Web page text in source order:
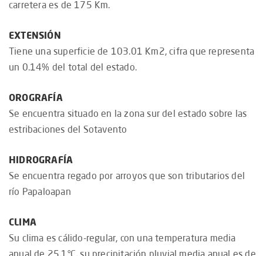
carretera es de 175 Km.
EXTENSIÓN
Tiene una superficie de 103.01 Km2, cifra que representa
un 0.14% del total del estado.
OROGRAFÍA
Se encuentra situado en la zona sur del estado sobre las
estribaciones del Sotavento
HIDROGRAFÍA
Se encuentra regado por arroyos que son tributarios del
río Papaloapan
CLIMA
Su clima es cálido-regular, con una temperatura media